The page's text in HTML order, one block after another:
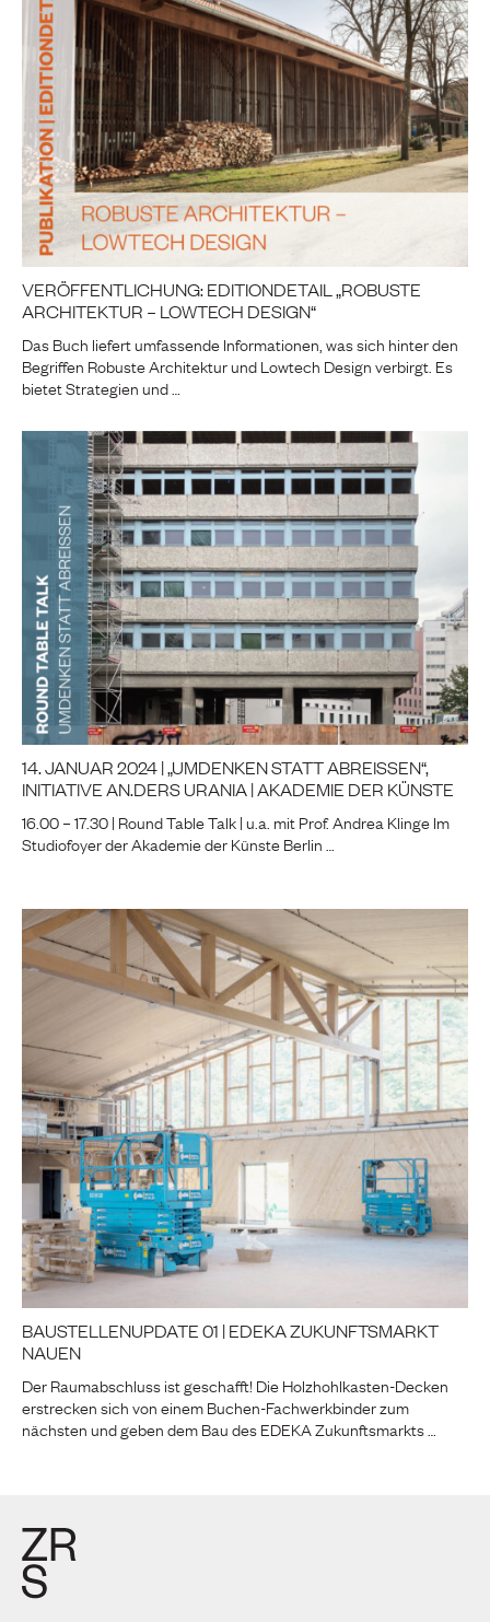
VERÖFFENTLICHUNG: EDITIONDETAIL „ROBUSTE
ARCHITEKTUR – LOWTECH DESIGN“
Das Buch liefert umfassende Informationen, was sich hinter den
Begriffen Robuste Architektur und Lowtech Design verbirgt. Es
bietet Strategien und …
14. JANUAR 2024 | „UMDENKEN STATT ABREISSEN“,
INITIATIVE AN.DERS URANIA | AKADEMIE DER KÜNSTE
16.00 – 17.30 | Round Table Talk | u.a. mit Prof. Andrea Klinge Im
Studiofoyer der Akademie der Künste Berlin …
BAUSTELLENUPDATE 01 | EDEKA ZUKUNFTSMARKT
NAUEN
Der Raumabschluss ist geschafft! Die Holzhohlkasten-Decken
erstrecken sich von einem Buchen-Fachwerkbinder zum
nächsten und geben dem Bau des EDEKA Zukunftsmarkts …